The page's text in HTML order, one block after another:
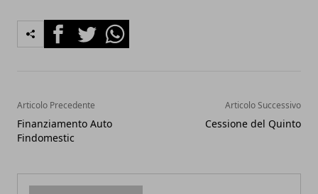
FacebookTwitterWhatsapp
Articolo Precedente
Finanziamento Auto
Findomestic
Articolo Successivo
Cessione del Quinto